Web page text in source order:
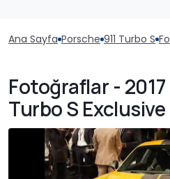
Ana Sayfa Porsche 911 Turbo S
Fotoğraflar - 2017
Turbo S